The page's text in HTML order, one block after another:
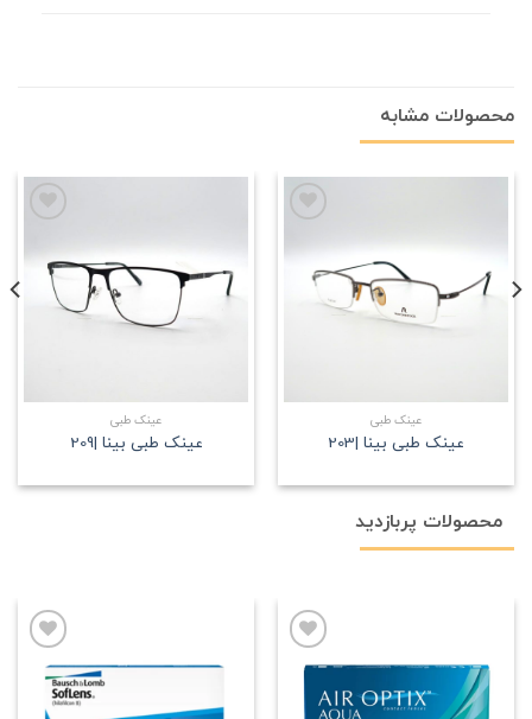
محصولات مشابه
مندی
عینک طبی
عینک طبی بینا |203
علاقه
مندی
عینک طبی
عینک طبی بینا |209
محصولات پربازدید
مندی
علاقه
مندی